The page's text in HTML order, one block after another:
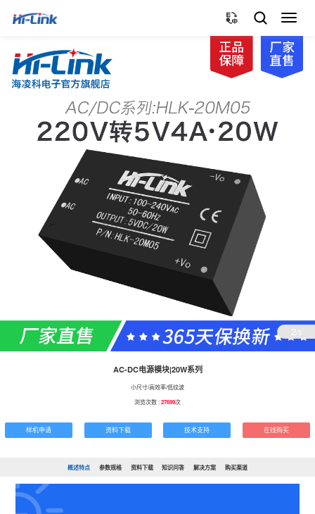
切
换
导
航
2 /5
AC-DC电源模块|20W系列
小尺寸/高效率/低纹波
浏览次数 :27699次
样机申请 资料下载 技术支持 在线购买
概述特点 参数规格 资料下载 知识问答 解决方案 购买渠道